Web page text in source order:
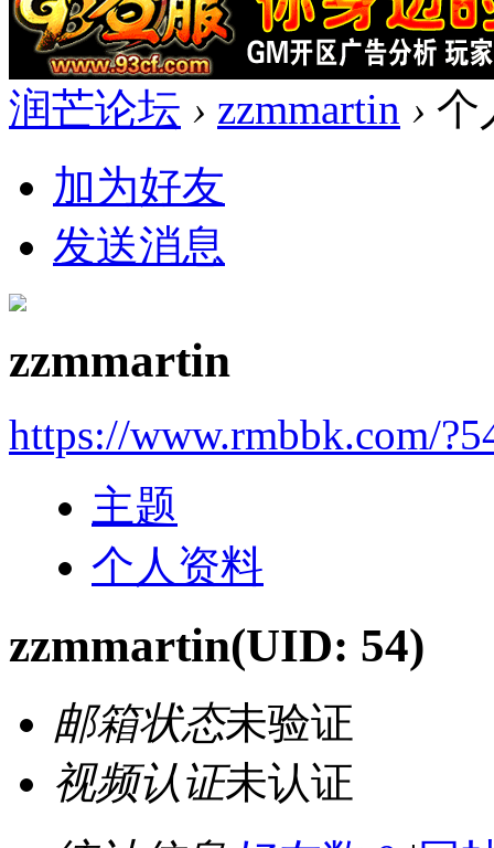
润芒论坛 › zzmmartin › 个
加为好友
发送消息
zzmmartin
https://www.rmbbk.com/
主题
个人资料
zzmmartin(UID: 54)
邮箱状态未验证
视频认证未认证